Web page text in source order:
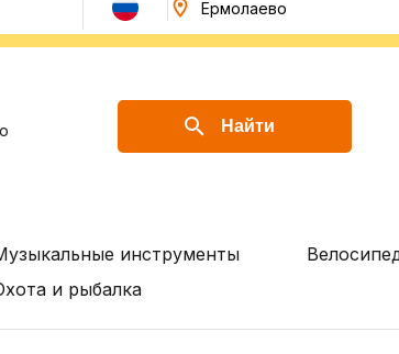
Найти
инструменты
и рыбалка